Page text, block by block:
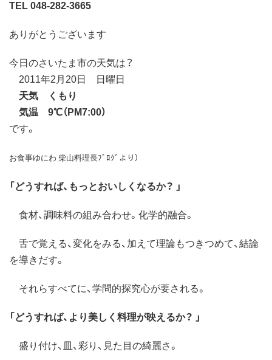
TEL 048-282-3665
ありがとうございます
今日のさいたま市の天気は？
2011年2月20日 日曜日
天気 くもり
気温 9℃（PM7:00）
です。
お食事ゆにわ 柴山料理長ﾌﾞﾛｸﾞより）
「どうすれば、もっとおいしくなるか？ 」
食材、調味料の組み合わせ。化学的融合。
舌で覚える、変化をみる、加えて理論もつきつめて、結論
を導きだす。
それらすべてに、学問的探究心が要される。
「どうすれば、より美しく料理が映えるか？ 」
盛り付け、皿、彩り、見た目の綺麗さ。